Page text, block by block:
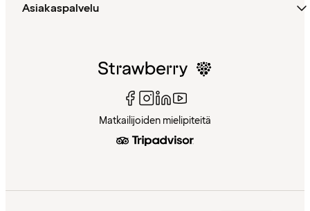
Asiakaspalvelu
Matkailijoiden mielipiteitä